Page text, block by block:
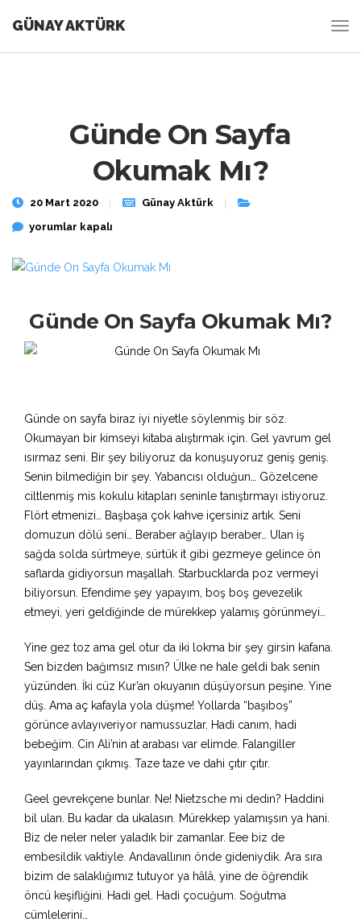
GÜNAY AKTÜRK
Günde On Sayfa
Okumak Mı?
20 Mart 2020
Günay Aktürk
Günde On Sayfa Okumak Mı? için
yorumlar kapalı
Günde On Sayfa Okumak Mı?
Günde on sayfa biraz iyi niyetle söylenmiş bir söz.
Okumayan bir kimseyi kitaba alıştırmak için. Gel yavrum gel
ısırmaz seni. Bir şey biliyoruz da konuşuyoruz geniş geniş.
Senin bilmediğin bir şey. Yabancısı olduğun… Gözelcene
ciltlenmiş mis kokulu kitapları seninle tanıştırmayı istiyoruz.
Flört etmenizi… Başbaşa çok kahve içersiniz artık. Seni
domuzun dölü seni… Beraber ağlayıp beraber… Ulan iş
sağda solda sürtmeye, sürtük it gibi gezmeye gelince ön
saflarda gidiyorsun maşallah. Starbucklarda poz vermeyi
biliyorsun. Efendime şey yapayım, boş boş gevezelik
etmeyi, yeri geldiğinde de mürekkep yalamış görünmeyi…
Yine gez toz ama gel otur da iki lokma bir şey girsin kafana.
Sen bizden bağımsız mısın? Ülke ne hale geldi bak senin
yüzünden. İki cüz Kur’an okuyanın düşüyorsun peşine. Yine
düş. Ama aç kafayla yola düşme! Yollarda “başıboş”
görünce avlayıveriyor namussuzlar. Hadi canım, hadi
bebeğim. Cin Ali’nin at arabası var elimde. Falangiller
yayınlarından çıkmış. Taze taze ve dahi çıtır çıtır.
Geel gevrekçene bunlar. Ne! Nietzsche mi dedin? Haddini
bil ulan. Bu kadar da ukalasın. Mürekkep yalamışsın ya hani.
Biz de neler neler yaladık bir zamanlar. Eee biz de
embesildik vaktiyle. Andavallının önde gideniydik. Ara sıra
bizim de salaklığımız tutuyor ya hâlâ, yine de öğrendik
öncü keşifliğini. Hadi gel. Hadi çocuğum. Soğutma
cümlelerini…